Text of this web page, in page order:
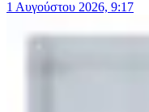
1 Αυγούστου 2026, 9:17